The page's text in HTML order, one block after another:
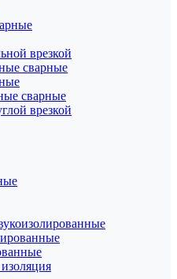
врезкой
сварные
сварные
врезкой